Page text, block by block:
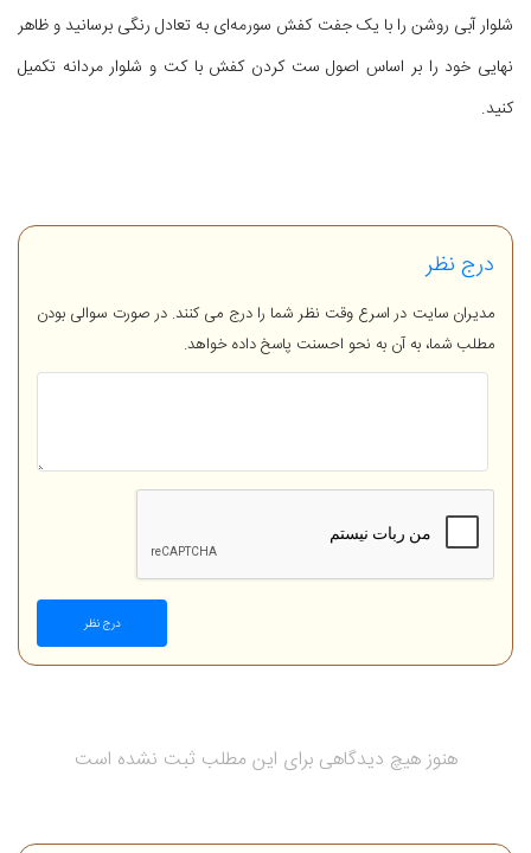
شلوار آبی روشن را با یک جفت کفش سورمه‌ای به تعادل رنگی برسانید و ظاهر
نهایی خود را بر اساس اصول ست کردن کفش با کت و شلوار مردانه تکمیل
کنید.
درج نظر
مدیران سایت در اسرع وقت نظر شما را درج می کنند. در صورت سوالی بودن
مطلب شما، به آن به نحو احسنت پاسخ داده خواهد.
درج نظر
هنوز هیچ دیدگاهی برای این مطلب ثبت نشده است